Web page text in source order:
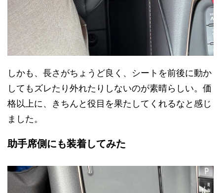
しかも、長さがちょうど良く、シートを前後に動か
してもズレたり外れたりしないのが素晴らしい。価
格以上に、きちんと役目を果たしてくれるなと感じ
ました。
助手席側にも装着してみた